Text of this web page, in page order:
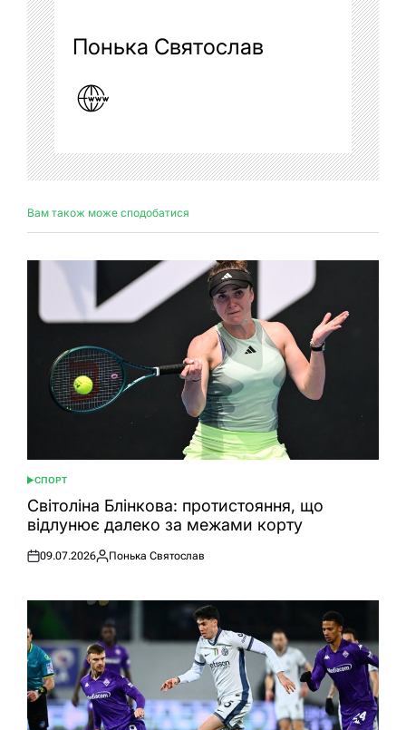
Понька Святослав
Вам також може сподобатися
ОПУБЛІКУВАТИ
У
СПОРТ
Світоліна Блінкова: протистояння, що
відлунює далеко за межами корту
Оприлюднено
09.07.2026
Опубліковано
Понька Святослав